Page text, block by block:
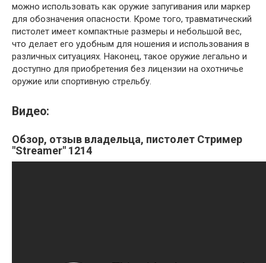
можно использовать как оружие запугивания или маркер
для обозначения опасности. Кроме того, травматический
пистолет имеет компактные размеры и небольшой вес,
что делает его удобным для ношения и использования в
различных ситуациях. Наконец, такое оружие легально и
доступно для приобретения без лицензии на охотничье
оружие или спортивную стрельбу.
Видео:
Обзор, отзыв владельца, пистолет Стример
"Streamer" 1214